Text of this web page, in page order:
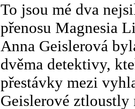
To jsou mé dva
přenosu Magnesia
Anna Geislerová
dvěma detektivy,
přestávky mezi
Geislerové ztloustly